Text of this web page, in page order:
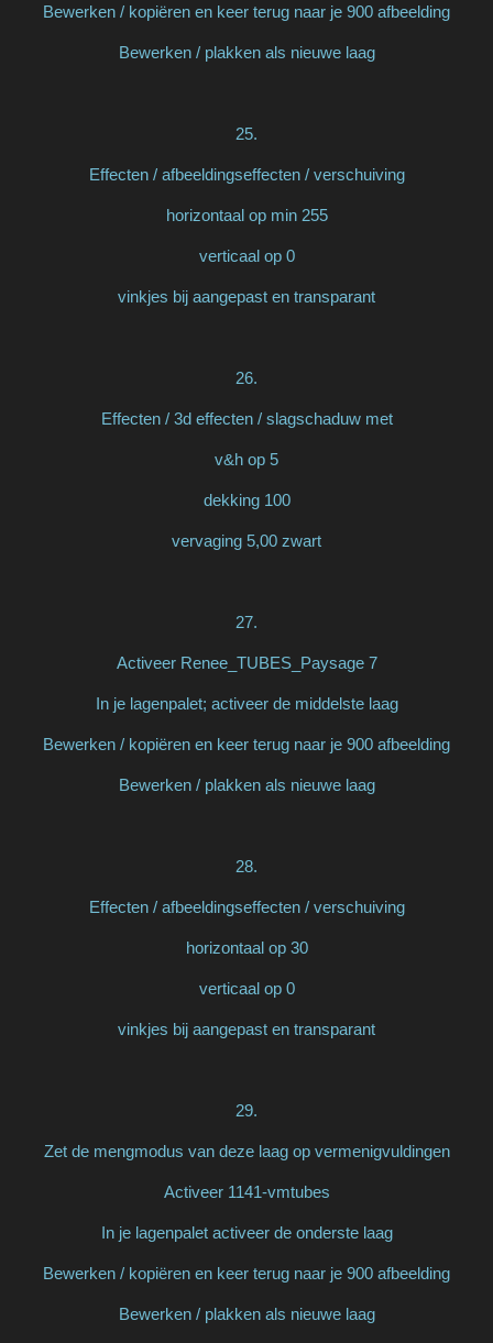
Bewerken / kopiëren en keer terug naar je 900 afbeelding
Bewerken / plakken als nieuwe laag
25.
Effecten / afbeeldingseffecten / verschuiving
horizontaal op min 255
verticaal op 0
vinkjes bij aangepast en transparant
26.
Effecten / 3d effecten / slagschaduw met
v&h op 5
dekking 100
vervaging 5,00 zwart
27.
Activeer Renee_TUBES_Paysage 7
In je lagenpalet; activeer de middelste laag
Bewerken / kopiëren en keer terug naar je 900 afbeelding
Bewerken / plakken als nieuwe laag
28.
Effecten / afbeeldingseffecten / verschuiving
horizontaal op 30
verticaal op 0
vinkjes bij aangepast en transparant
29.
Zet de mengmodus van deze laag op vermenigvuldingen
Activeer 1141-vmtubes
In je lagenpalet activeer de onderste laag
Bewerken / kopiëren en keer terug naar je 900 afbeelding
Bewerken / plakken als nieuwe laag